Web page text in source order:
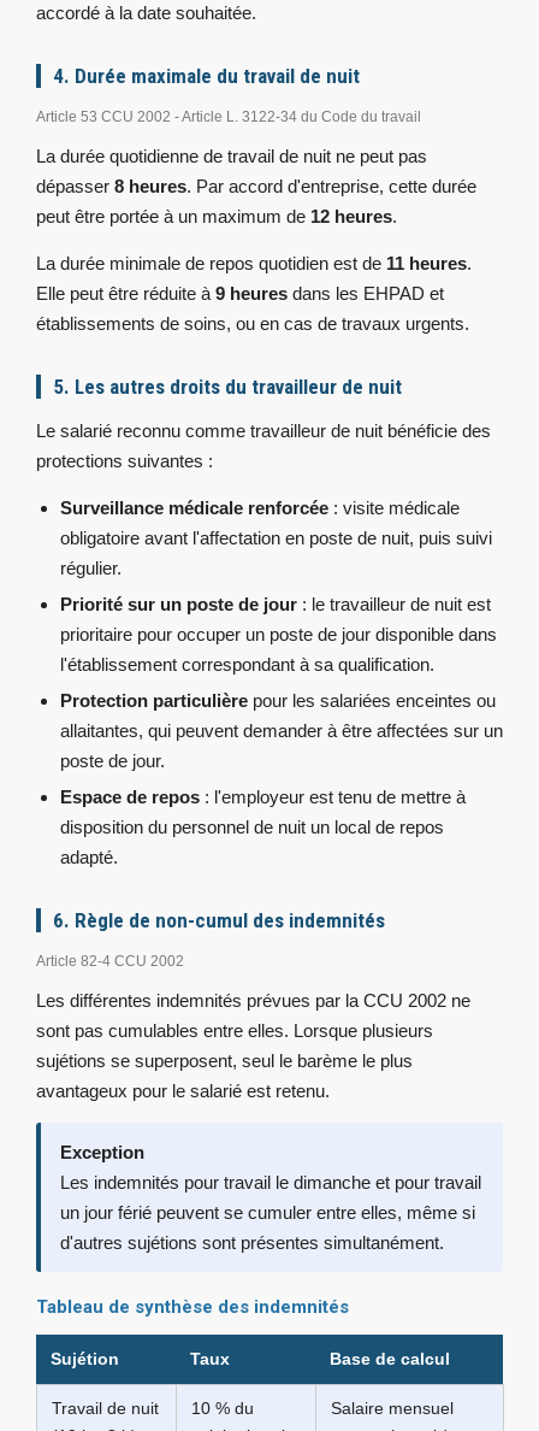
accordé à la date souhaitée.
4. Durée maximale du travail de nuit
Article 53 CCU 2002 - Article L. 3122-34 du Code du travail
La durée quotidienne de travail de nuit ne peut pas
dépasser 8 heures. Par accord d'entreprise, cette durée
peut être portée à un maximum de 12 heures.
La durée minimale de repos quotidien est de 11 heures.
Elle peut être réduite à 9 heures dans les EHPAD et
établissements de soins, ou en cas de travaux urgents.
5. Les autres droits du travailleur de nuit
Le salarié reconnu comme travailleur de nuit bénéficie des
protections suivantes :
Surveillance médicale renforcée : visite médicale
obligatoire avant l'affectation en poste de nuit, puis suivi
régulier.
Priorité sur un poste de jour : le travailleur de nuit est
prioritaire pour occuper un poste de jour disponible dans
l'établissement correspondant à sa qualification.
Protection particulière pour les salariées enceintes ou
allaitantes, qui peuvent demander à être affectées sur un
poste de jour.
Espace de repos : l'employeur est tenu de mettre à
disposition du personnel de nuit un local de repos
adapté.
6. Règle de non-cumul des indemnités
Article 82-4 CCU 2002
Les différentes indemnités prévues par la CCU 2002 ne
sont pas cumulables entre elles. Lorsque plusieurs
sujétions se superposent, seul le barème le plus
avantageux pour le salarié est retenu.
Exception
Les indemnités pour travail le dimanche et pour travail
un jour férié peuvent se cumuler entre elles, même si
d'autres sujétions sont présentes simultanément.
Tableau de synthèse des indemnités
Sujétion Taux Base de calcul
Travail de nuit
10 % du
Salaire mensuel